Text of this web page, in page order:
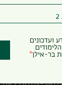
ועדכונים
בר-אילן